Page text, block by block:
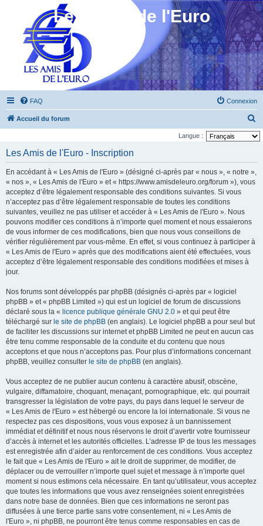
Les Amis de l'Euro
FAQ Connexion
Accueil du forum
e
Langue :
Les Amis de l'Euro - Inscription
En accédant à « Les Amis de l'Euro » (désigné ci-après par « nous », « notre »,
« nos », « Les Amis de l'Euro » et « https://www.amisdeleuro.org/forum »), vous
acceptez d’être légalement responsable des conditions suivantes. Si vous
n’acceptez pas d’être légalement responsable de toutes les conditions
suivantes, veuillez ne pas utiliser et accéder à « Les Amis de l'Euro ». Nous
pouvons modifier ces conditions à n’importe quel moment et nous essaierons
de vous informer de ces modifications, bien que nous vous conseillons de
vérifier régulièrement par vous-même. En effet, si vous continuez à participer à
« Les Amis de l'Euro » après que des modifications aient été effectuées, vous
acceptez d’être légalement responsable des conditions modifiées et mises à
jour.
Nos forums sont développés par phpBB (désignés ci-après par « logiciel
phpBB » et « phpBB Limited ») qui est un logiciel de forum de discussions
déclaré sous la « licence publique générale GNU 2.0 » et qui peut être
téléchargé sur le site de phpBB (en anglais). Le logiciel phpBB a pour seul but
de faciliter les discussions sur internet et phpBB Limited ne peut en aucun cas
être tenu comme responsable de la conduite et du contenu que nous
acceptons et que nous n’acceptons pas. Pour plus d’informations concernant
phpBB, veuillez consulter le site de phpBB (en anglais).
Vous acceptez de ne publier aucun contenu à caractère abusif, obscène,
vulgaire, diffamatoire, choquant, menaçant, pornographique, etc. qui pourrait
transgresser la législation de votre pays, du pays dans lequel le serveur de
« Les Amis de l'Euro » est hébergé ou encore la loi internationale. Si vous ne
respectez pas ces dispositions, vous vous exposez à un bannissement
immédiat et définitif et nous nous réservons le droit d’avertir votre fournisseur
d’accès à internet et les autorités officielles. L’adresse IP de tous les messages
est enregistrée afin d’aider au renforcement de ces conditions. Vous acceptez
le fait que « Les Amis de l'Euro » ait le droit de supprimer, de modifier, de
déplacer ou de verrouiller n’importe quel sujet et message à n’importe quel
moment si nous estimons cela nécessaire. En tant qu’utilisateur, vous acceptez
que toutes les informations que vous avez renseignées soient enregistrées
dans notre base de données. Bien que ces informations ne seront pas
diffusées à une tierce partie sans votre consentement, ni « Les Amis de
l'Euro », ni phpBB, ne pourront être tenus comme responsables en cas de